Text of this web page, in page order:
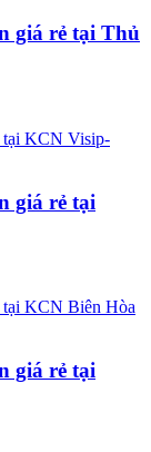
giá rẻ tại Thủ
giá rẻ tại
giá rẻ tại